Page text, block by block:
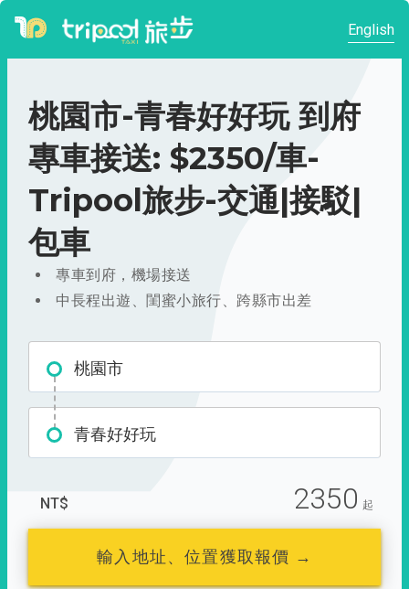
English
桃園市-青春好好玩 到府
專車接送: $2350/車-
Tripool旅步-交通|接駁|
包車
專車到府，機場接送
中長程出遊、閨蜜小旅行、跨縣市出差
桃園市
青春好好玩
NT$ 2350 起
輸入地址、位置獲取報價 →